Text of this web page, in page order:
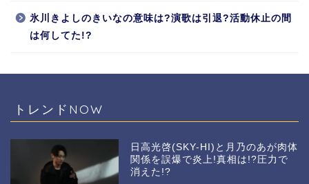
氷川きよしのきいなの意味は?演歌は引退?活動休止の間
は何してた!?
トレンドNOW
日高光啓(SKY-HI)と月乃のあが肉体
関係を誤爆で炎上!真相は!?圧力で
消えた!?